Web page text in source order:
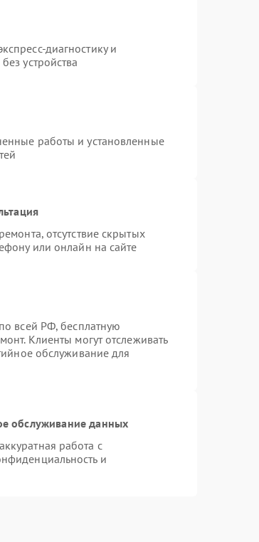
диагностику и
устройства
работы и установленные
отсутствие скрытых
или онлайн на сайте
всей РФ, бесплатную
Клиенты могут отслеживать
обслуживание для
обслуживание данных
работа с
и